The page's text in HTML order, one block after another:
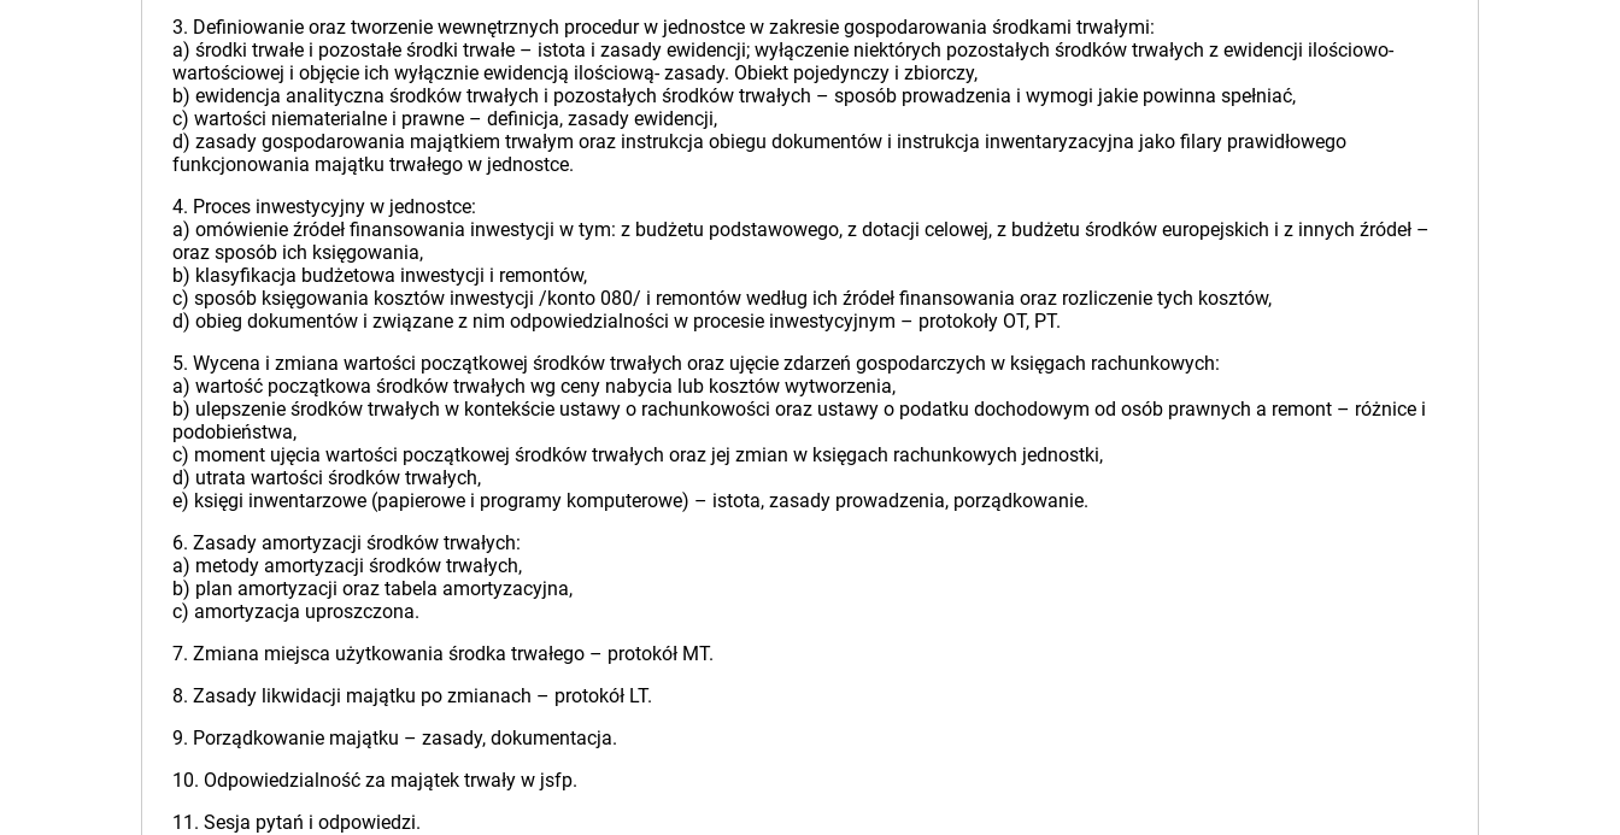
3. Definiowanie oraz tworzenie wewnętrznych procedur w jednostce w zakresie gospodarowania środkami trwałymi:
a) środki trwałe i pozostałe środki trwałe – istota i zasady ewidencji; wyłączenie niektórych pozostałych środków trwałych z ewidencji ilościowo-
wartościowej i objęcie ich wyłącznie ewidencją ilościową- zasady. Obiekt pojedynczy i zbiorczy,
b) ewidencja analityczna środków trwałych i pozostałych środków trwałych – sposób prowadzenia i wymogi jakie powinna spełniać,
c) wartości niematerialne i prawne – definicja, zasady ewidencji,
d) zasady gospodarowania majątkiem trwałym oraz instrukcja obiegu dokumentów i instrukcja inwentaryzacyjna jako filary prawidłowego
funkcjonowania majątku trwałego w jednostce.
4. Proces inwestycyjny w jednostce:
a) omówienie źródeł finansowania inwestycji w tym: z budżetu podstawowego, z dotacji celowej, z budżetu środków europejskich i z innych źródeł –
oraz sposób ich księgowania,
b) klasyfikacja budżetowa inwestycji i remontów,
c) sposób księgowania kosztów inwestycji /konto 080/ i remontów według ich źródeł finansowania oraz rozliczenie tych kosztów,
d) obieg dokumentów i związane z nim odpowiedzialności w procesie inwestycyjnym – protokoły OT, PT.
5. Wycena i zmiana wartości początkowej środków trwałych oraz ujęcie zdarzeń gospodarczych w księgach rachunkowych:
a) wartość początkowa środków trwałych wg ceny nabycia lub kosztów wytworzenia,
b) ulepszenie środków trwałych w kontekście ustawy o rachunkowości oraz ustawy o podatku dochodowym od osób prawnych a remont – różnice i
podobieństwa,
c) moment ujęcia wartości początkowej środków trwałych oraz jej zmian w księgach rachunkowych jednostki,
d) utrata wartości środków trwałych,
e) księgi inwentarzowe (papierowe i programy komputerowe) – istota, zasady prowadzenia, porządkowanie.
6. Zasady amortyzacji środków trwałych:
a) metody amortyzacji środków trwałych,
b) plan amortyzacji oraz tabela amortyzacyjna,
c) amortyzacja uproszczona.
7. Zmiana miejsca użytkowania środka trwałego – protokół MT.
8. Zasady likwidacji majątku po zmianach – protokół LT.
9. Porządkowanie majątku – zasady, dokumentacja.
10. Odpowiedzialność za majątek trwały w jsfp.
11. Sesja pytań i odpowiedzi.